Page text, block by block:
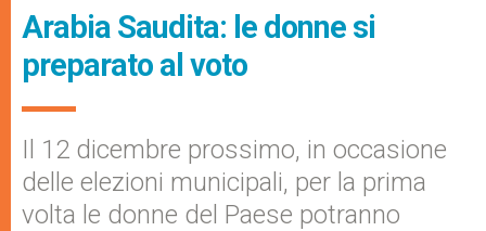
Arabia Saudita: le donne si
preparato al voto
Il 12 dicembre prossimo, in occasione
delle elezioni municipali, per la prima
volta le donne del Paese potranno